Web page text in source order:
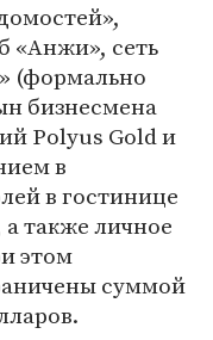
«Анжи», сеть
(формально
бизнесмена
Polyus Gold и
в
в гостинице
также личное
этом
суммой